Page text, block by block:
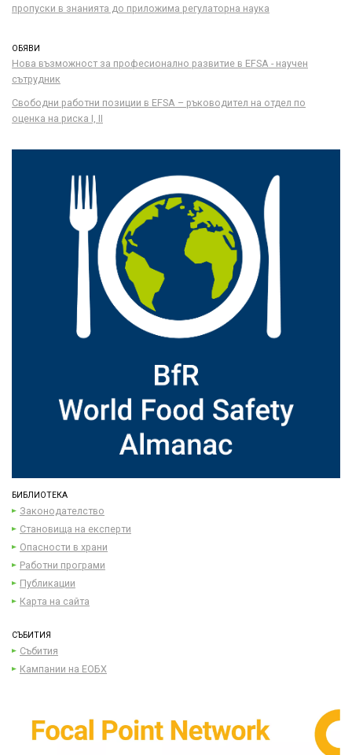
пропуски в знанията до приложима регулаторна наука
ОБЯВИ
Нова възможност за професионално развитие в EFSA - научен
сътрудник
Свободни работни позиции в EFSA – ръководител на отдел по
оценка на риска I, II
БИБЛИОТЕКА
Законодателство
Становища на експерти
Опасности в храни
Работни програми
Публикации
Карта на сайта
СЪБИТИЯ
Събития
Кампании на ЕОБХ